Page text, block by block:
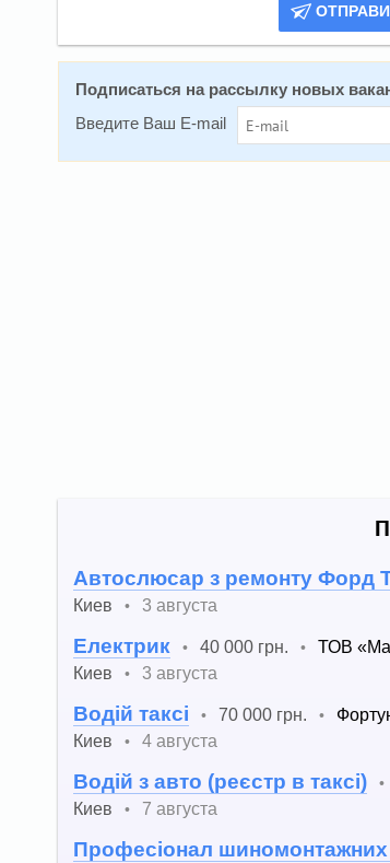
Подписаться на расcылку новых
Введите Ваш E-mail
Автослюсар з ремонту Форд
Киев
• 3 августа
Електрик • 40 000 грн. •
ТОВ
Киев
• 3 августа
Водій таксі • 70 000 грн. •
Киев
• 4 августа
Водій з авто (реєстр в таксі) •
Киев
• 7 августа
Професіонал шиномонтажних